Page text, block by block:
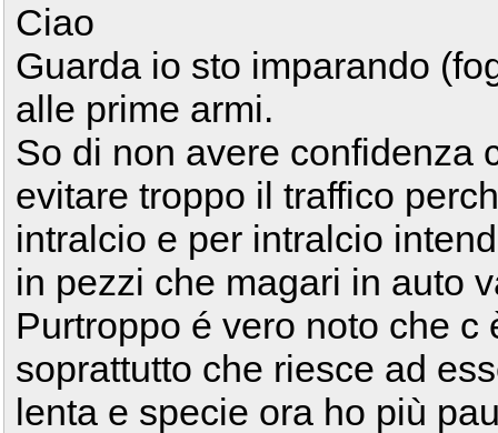
Ciao
Guarda io sto imparando
alle prime armi.
So di non avere confidenza
evitare troppo il traffico
intralcio e per intralcio
in pezzi che magari in auto
Purtroppo é vero noto che c
soprattutto che riesce ad
lenta e specie ora ho più